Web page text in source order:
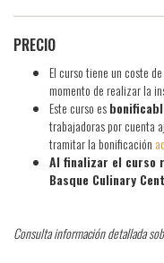
PRECIO
El curso tiene un coste de
momento de realizar la
​Este curso es
trabajadoras por cuenta
tramitar la bonificación
Al finalizar el curso
Basque Culinary
Consulta información detallada